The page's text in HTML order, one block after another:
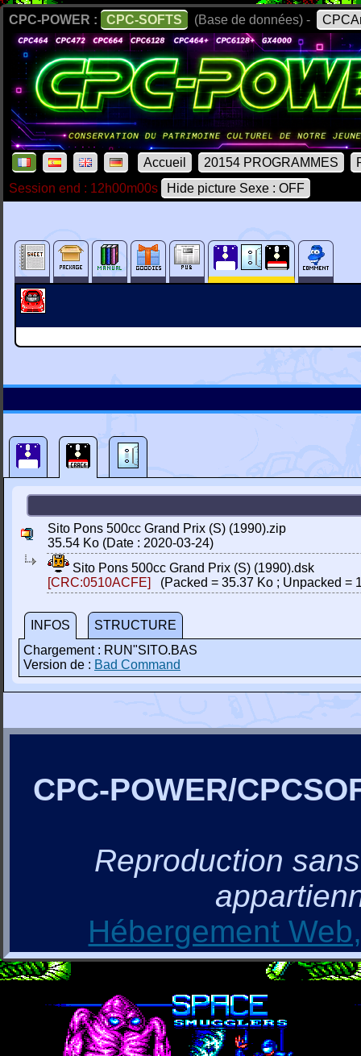
CPC-POWER : CPC-SOFTS (Base de données) -
Accueil 20154 PROGRAMMES
Session end : 12h00m00s
Hide picture Sexe : OFF
Sito Pons 500cc Grand Prix (S) (1990).zip
35.54 Ko (Date : 2020-03-24)
Sito Pons 500cc Grand Prix (S) (1990).dsk
[CRC:0510ACFE]
(Packed = 35.37 Ko ; Unpacked =
INFOS
STRUCTURE
Chargement : RUN"SITO.BAS
Version de : Bad Command
CPC-POWER/
Reproduction
Hébergement